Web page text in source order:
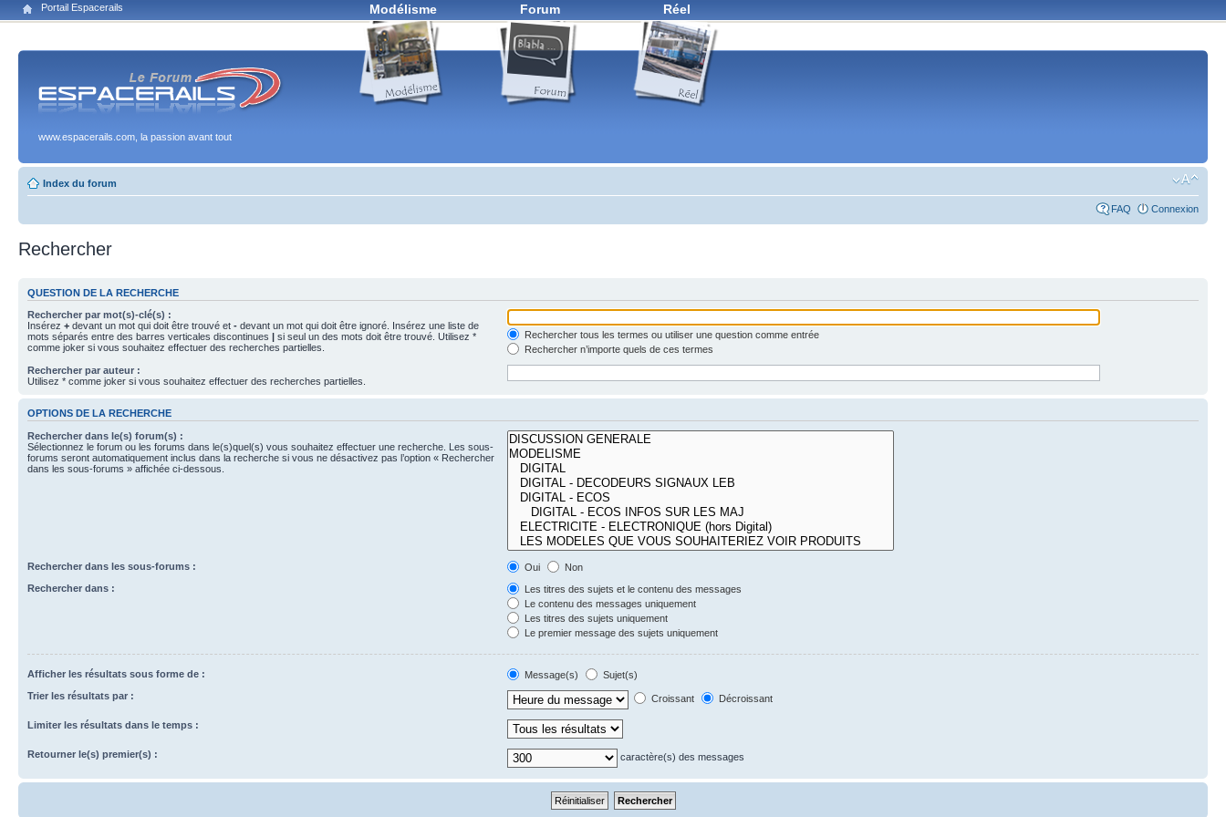
Portail Espacerails Modélisme Forum Réel
www.espacerails.com, la passion avant tout
Index du forum
FAQ Connexion
Rechercher
QUESTION DE LA RECHERCHE
Rechercher par mot(s)-clé(s) :
Insérez + devant un mot qui doit être trouvé et - devant un mot qui doit être ignoré. Insérez une liste de
mots séparés entre des barres verticales discontinues | si seul un des mots doit être trouvé. Utilisez *
comme joker si vous souhaitez effectuer des recherches partielles.
Rechercher tous les termes ou utiliser une question comme entrée
Rechercher n’importe quels de ces termes
Rechercher par auteur :
Utilisez * comme joker si vous souhaitez effectuer des recherches partielles.
OPTIONS DE LA RECHERCHE
Rechercher dans le(s) forum(s) :
Sélectionnez le forum ou les forums dans le(s)quel(s) vous souhaitez effectuer une recherche. Les sous-
forums seront automatiquement inclus dans la recherche si vous ne désactivez pas l’option « Rechercher
dans les sous-forums » affichée ci-dessous.
Rechercher dans les sous-forums : Oui
Non
Rechercher dans :
Les titres des sujets et le contenu des messages
Le contenu des messages uniquement
Les titres des sujets uniquement
Le premier message des sujets uniquement
Afficher les résultats sous forme de : Message(s)
Sujet(s)
Trier les résultats par :
Croissant Décroissant
Limiter les résultats dans le temps :
Retourner le(s) premier(s) : caractère(s) des messages